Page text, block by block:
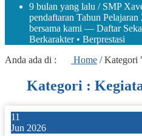
9 bulan yang lalu / SMP
pendaftaran Tahun
bersama kami — Daftar
Berkarakter • Berprestasi
Anda ada di :
Home /Kategori
Kategori :
11
Jun 2026